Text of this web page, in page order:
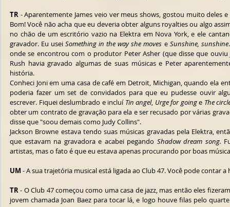
TR - Aparentemente James veio ver meus shows, gostou muito deles
Bom! Você não acha que eu deveria obter alguns royalties ou algo
no chão de um escritório vazio na Elektra em Nova York, e ele
gravador. Eu usei Something in the way she moves e Sunshine, sunshine
onde se encontrou com o produtor Peter Asher (que disse que
Rush havia gravado algumas de suas músicas e Peter
história.
Conheci Joni em uma casa de café em Detroit, Michigan, quando ela
poderia fazer um set de convidados para que eu pudesse ouvir
escrever. Fiquei deslumbrado e incluí Tin angel, Urge for going e The
obter um contrato de gravação para ela e ser recusado por várias
disse que "soou demais como Judy Collins".
Jackson Browne estava tendo suas músicas gravadas pela Elektra,
que estavam na gravadora e acabei pegando Shadow dream song.
artistas, mas o fato é que eu estava apenas procurando por boas
UM - A sua trajetória musical está ligada ao Club 47. Você pode contar a
TR - O Club 47 começou como uma casa de jazz, mas então eles
jovem chamada Joan Baez para tocar lá, e logo houve filas pelo